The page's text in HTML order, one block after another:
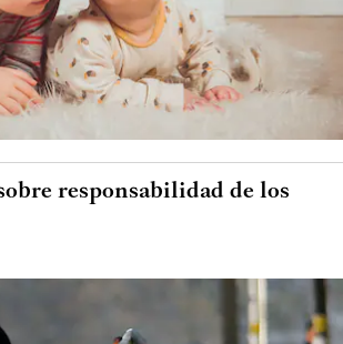
responsabilidad de los